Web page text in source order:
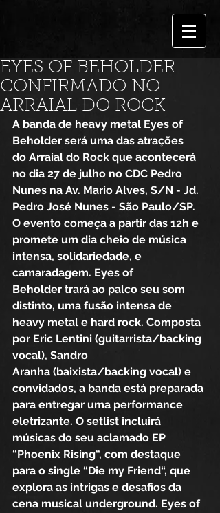
EYES OF BEHOLDER
CONFIRMADO NO
ARRAIAL DO ROCK
A banda de heavy metal Eyes of
Beholder será uma das atrações
do Arraial do Rock que acontecerá
no dia 27 de julho no CDC Pedro
Nunes na Av. Mario Alves, S/N - Jd.
Pedro José Nunes - São Paulo/SP.
O evento começa a partir das 12h e
promete um dia cheio de música
intensa, solidariedade, e
camaradagem. Eyes of
Beholder trará ao palco seu som
distinto, uma fusão intensa de
heavy metal e hard rock. Composta
por Eric Lentini (guitarrista/backing
vocal), Sandro
Aranha (baixista/backing vocal) e
convidados, a banda está preparada
para entregar uma performance
eletrizante. O setlist incluirá
músicas do seu aclamado EP
“Phoenix Rising“, com destaque
para o single “Die my Friend“, que
explora as intrigas e desafios da
cena musical underground. Eyes of